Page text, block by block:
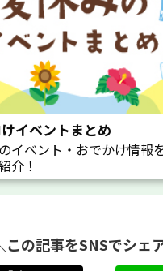
イベントまとめ
イベント・おでかけ情報
介！
この記事をSNSでシェ